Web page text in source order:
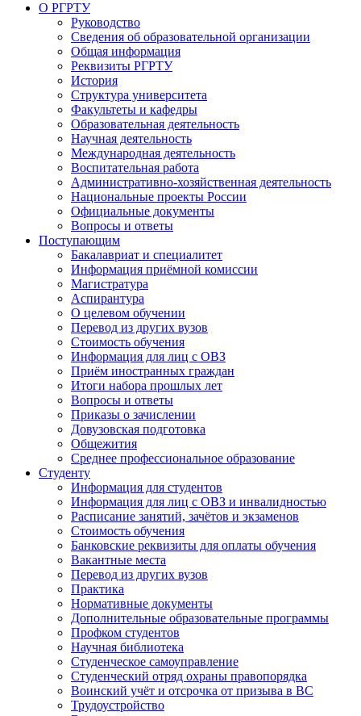
О РГРТУ
Руководство
Сведения об образовательной организации
Общая информация
Реквизиты РГРТУ
История
Структура университета
Факультеты и кафедры
Образовательная деятельность
Научная деятельность
Международная деятельность
Воспитательная работа
Административно-хозяйственная деятельность
Национальные проекты России
Официальные документы
Вопросы и ответы
Поступающим
Бакалавриат и специалитет
Информация приёмной комиссии
Магистратура
Аспирантура
О целевом обучении
Перевод из других вузов
Стоимость обучения
Информация для лиц с ОВЗ
Приём иностранных граждан
Итоги набора прошлых лет
Вопросы и ответы
Приказы о зачислении
Довузовская подготовка
Общежития
Среднее профессиональное образование
Студенту
Информация для студентов
Информация для лиц с ОВЗ и инвалидностью
Расписание занятий, зачётов и экзаменов
Стоимость обучения
Банковские реквизиты для оплаты обучения
Вакантные места
Перевод из других вузов
Практика
Нормативные документы
Дополнительные образовательные программы
Профком студентов
Научная библиотека
Студенческое самоуправление
Студенческий отряд охраны правопорядка
Воинский учёт и отсрочка от призыва в ВС
Трудоустройство